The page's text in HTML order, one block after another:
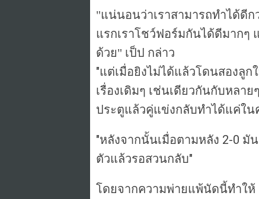
"แน่นอนว่าเราสามารถทำได้ดี
แรกเราโชว์ฟอร์มกันได้ดีมากๆ
ด้วย" เป็ป กล่าว
"แต่เมื่อยิงไม่ได้แล้วโดนสองลูก
เรื่องเดิมๆ เช่นเดียวกันกับหลา
ประตูแล้วคู่แข่งกลับทำได้แค่ใน
"หลังจากนั้นเมื่อตามหลัง 2-0 มั
ตัวแล้วรอสวนกลับ"
โดยจากความพ่ายแพ้นัดนี้ทำให้